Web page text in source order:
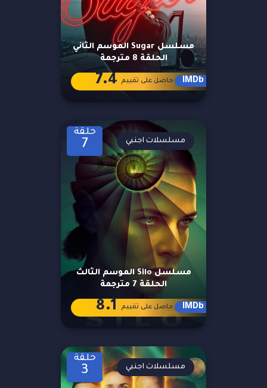
مسلسل Sugar الموسم الثاني
الحلقة 8 مترجمة
IMDb حاصل على تقييم 7.4
حلقة
7
مسلسل Silo الموسم الثالث
الحلقة 7 مترجمة
مسلسلات اجنبي
IMDb حاصل على تقييم 8.1
حلقة
3 مسلسلات اجنبي